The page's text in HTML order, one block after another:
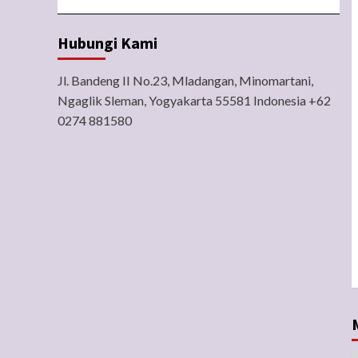
Hubungi Kami
Jl. Bandeng II No.23, Mladangan, Minomartani,
Ngaglik Sleman, Yogyakarta 55581 Indonesia +62
0274 881580